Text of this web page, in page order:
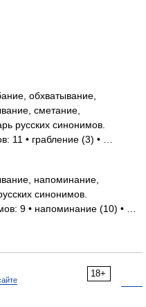
обхватывание,
сметание,
русских синонимов.
11 • грабление (3) • …
напоминание,
синонимов.
9 • напоминание (10) • …
18+